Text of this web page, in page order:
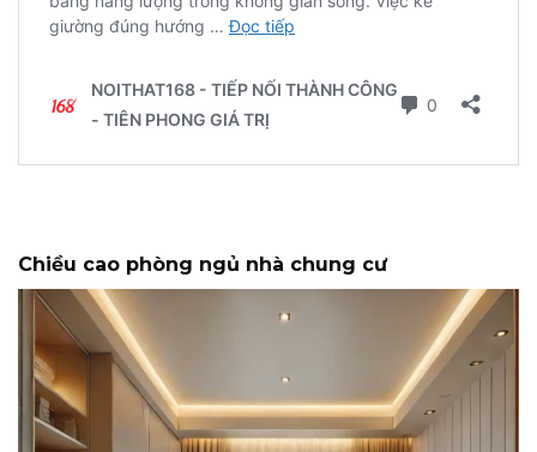
Chiều cao phòng ngủ nhà chung cư